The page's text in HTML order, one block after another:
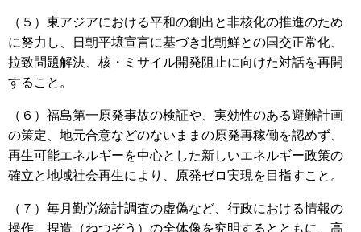
（５）東アジアにおける平和の創出と非核化の推進のため
に努力し、日朝平壌宣言に基づき北朝鮮との国交正常化、
拉致問題解決、核・ミサイル開発阻止に向けた対話を再開
すること。
（６）福島第一原発事故の検証や、実効性のある避難計画
の策定、地元合意などのないままの原発再稼働を認めず、
再生可能エネルギーを中心とした新しいエネルギー政策の
確立と地域社会再生により、原発ゼロ実現を目指すこと。
（７）毎月勤労統計調査の虚偽など、行政における情報の
操作、捏造（ねつぞう）の全体像を究明するとともに、高